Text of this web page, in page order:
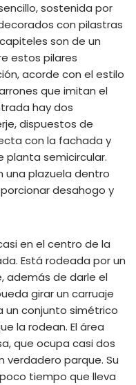
sostenida por
con pilastras
son de un
estos pilares
acorde con el estilo
que imitan el
hay dos
dispuestos de
con la fachada y
planta semicircular.
una plazuela dentro
desahogo y
en el centro de la
Está rodeada por un
además de darle el
girar un carruaje
un conjunto simétrico
la rodean. El área
que ocupa casi dos
verdadero parque. Su
tiempo que lleva